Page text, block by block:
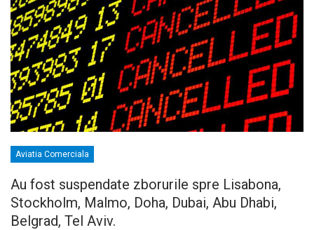
Aviatia Comerciala
Au fost suspendate zborurile spre Lisabona,
Stockholm, Malmo, Doha, Dubai, Abu Dhabi,
Belgrad, Tel Aviv.